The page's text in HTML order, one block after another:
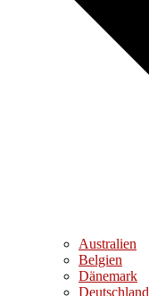
Australien
Belgien
Dänemark
Deutschland